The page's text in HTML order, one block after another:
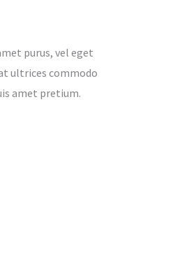
purus, vel eget
ultrices commodo
amet pretium.